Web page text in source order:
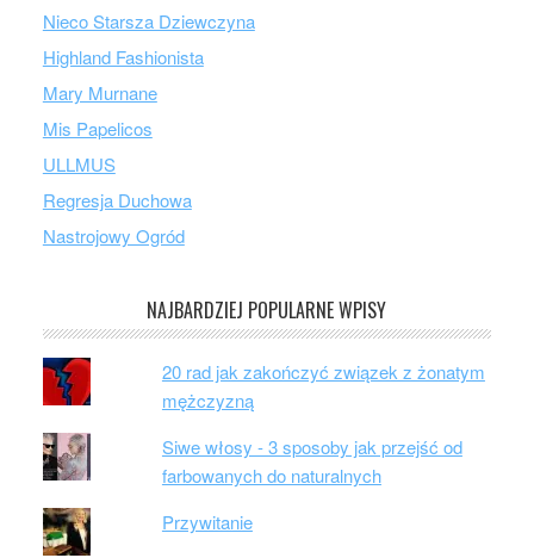
Nieco Starsza Dziewczyna
Highland Fashionista
Mary Murnane
Mis Papelicos
ULLMUS
Regresja Duchowa
Nastrojowy Ogród
NAJBARDZIEJ POPULARNE WPISY
20 rad jak zakończyć związek z żonatym
mężczyzną
Siwe włosy - 3 sposoby jak przejść od
farbowanych do naturalnych
Przywitanie